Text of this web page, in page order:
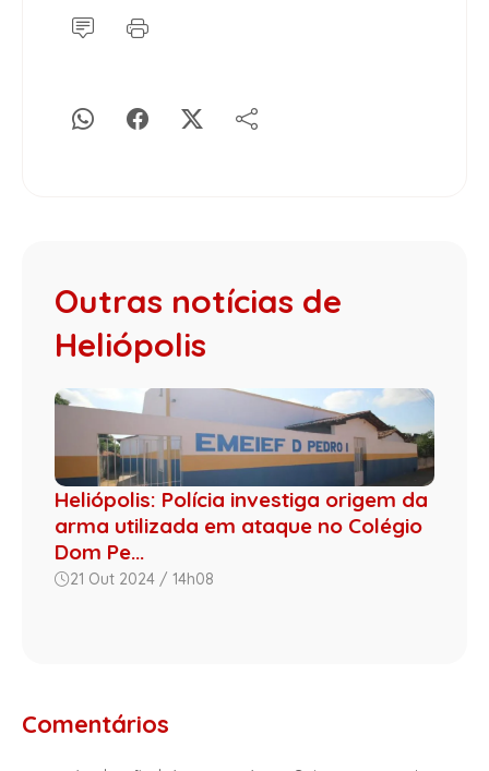
Outras notícias de
Heliópolis
Heliópolis: Polícia investiga origem da
arma utilizada em ataque no Colégio
Dom Pe...
21 Out 2024 / 14h08
Comentários